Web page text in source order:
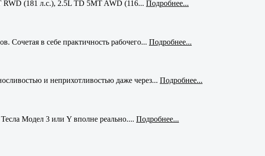
(181 л.с.), 2.5L TD 5MT AWD (116... Подробнее...
Сочетая в себе практичность рабочего... Подробнее...
и неприхотливостью даже через... Подробнее...
Модел 3 или Y вполне реально.... Подробнее...